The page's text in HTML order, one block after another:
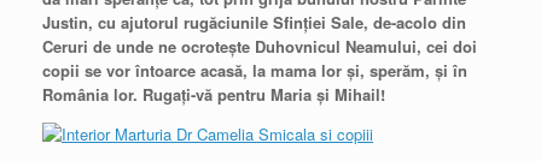
Justin, cu ajutorul rugăciunile Sfinţiei Sale, de-acolo din
Ceruri de unde ne ocroteşte Duhovnicul Neamului, cei doi
copii se vor întoarce acasă, la mama lor şi, sperăm, şi în
România lor. Rugaţi-vă pentru Maria şi Mihail!